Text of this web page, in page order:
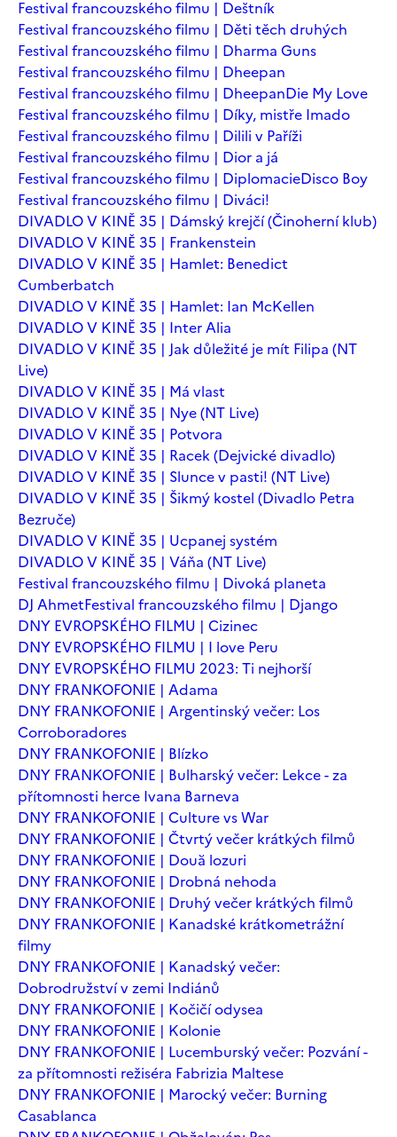
Festival francouzského filmu | Deštník
Festival francouzského filmu | Děti těch druhých
Festival francouzského filmu | Dharma Guns
Festival francouzského filmu | Dheepan
Festival francouzského filmu | DheepanDie My Love
Festival francouzského filmu | Díky, mistře Imado
Festival francouzského filmu | Dilili v Paříži
Festival francouzského filmu | Dior a já
Festival francouzského filmu | DiplomacieDisco Boy
Festival francouzského filmu | Diváci!
DIVADLO V KINĚ 35 | Dámský krejčí (Činoherní klub)
DIVADLO V KINĚ 35 | Frankenstein
DIVADLO V KINĚ 35 | Hamlet: Benedict
Cumberbatch
DIVADLO V KINĚ 35 | Hamlet: Ian McKellen
DIVADLO V KINĚ 35 | Inter Alia
DIVADLO V KINĚ 35 | Jak důležité je mít Filipa (NT
Live)
DIVADLO V KINĚ 35 | Má vlast
DIVADLO V KINĚ 35 | Nye (NT Live)
DIVADLO V KINĚ 35 | Potvora
DIVADLO V KINĚ 35 | Racek (Dejvické divadlo)
DIVADLO V KINĚ 35 | Slunce v pasti! (NT Live)
DIVADLO V KINĚ 35 | Šikmý kostel (Divadlo Petra
Bezruče)
DIVADLO V KINĚ 35 | Ucpanej systém
DIVADLO V KINĚ 35 | Váňa (NT Live)
Festival francouzského filmu | Divoká planeta
DJ AhmetFestival francouzského filmu | Django
DNY EVROPSKÉHO FILMU | Cizinec
DNY EVROPSKÉHO FILMU | I love Peru
DNY EVROPSKÉHO FILMU 2023: Ti nejhorší
DNY FRANKOFONIE | Adama
DNY FRANKOFONIE | Argentinský večer: Los
Corroboradores
DNY FRANKOFONIE | Blízko
DNY FRANKOFONIE | Bulharský večer: Lekce - za
přítomnosti herce Ivana Barneva
DNY FRANKOFONIE | Culture vs War
DNY FRANKOFONIE | Čtvrtý večer krátkých filmů
DNY FRANKOFONIE | Două lozuri
DNY FRANKOFONIE | Drobná nehoda
DNY FRANKOFONIE | Druhý večer krátkých filmů
DNY FRANKOFONIE | Kanadské krátkometrážní
filmy
DNY FRANKOFONIE | Kanadský večer:
Dobrodružství v zemi Indiánů
DNY FRANKOFONIE | Kočičí odysea
DNY FRANKOFONIE | Kolonie
DNY FRANKOFONIE | Lucemburský večer: Pozvání -
za přítomnosti režiséra Fabrizia Maltese
DNY FRANKOFONIE | Marocký večer: Burning
Casablanca